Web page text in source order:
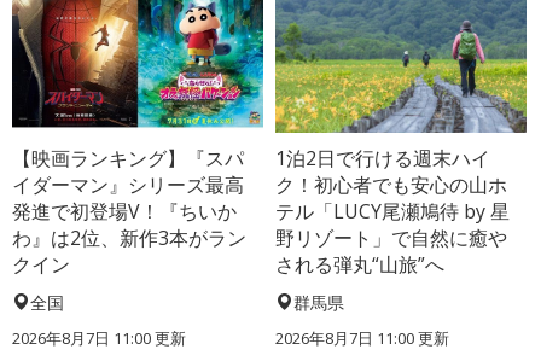
【映画ランキング】『スパ
イダーマン』シリーズ最高
発進で初登場V！『ちいか
わ』は2位、新作3本がラン
クイン
全国
2026年8月7日 11:00更新
1泊2日で行ける週末ハイ
ク！初心者でも安心の山ホ
テル「LUCY尾瀬鳩待 by 星
野リゾート」で自然に癒や
される弾丸“山旅”へ
群馬県
2026年8月7日 11:00更新